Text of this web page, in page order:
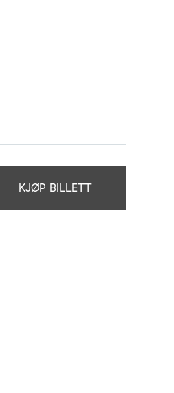
KJØP BILLETT